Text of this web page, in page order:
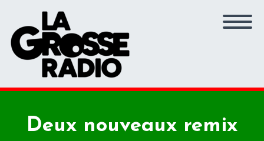
Deux nouveaux remix